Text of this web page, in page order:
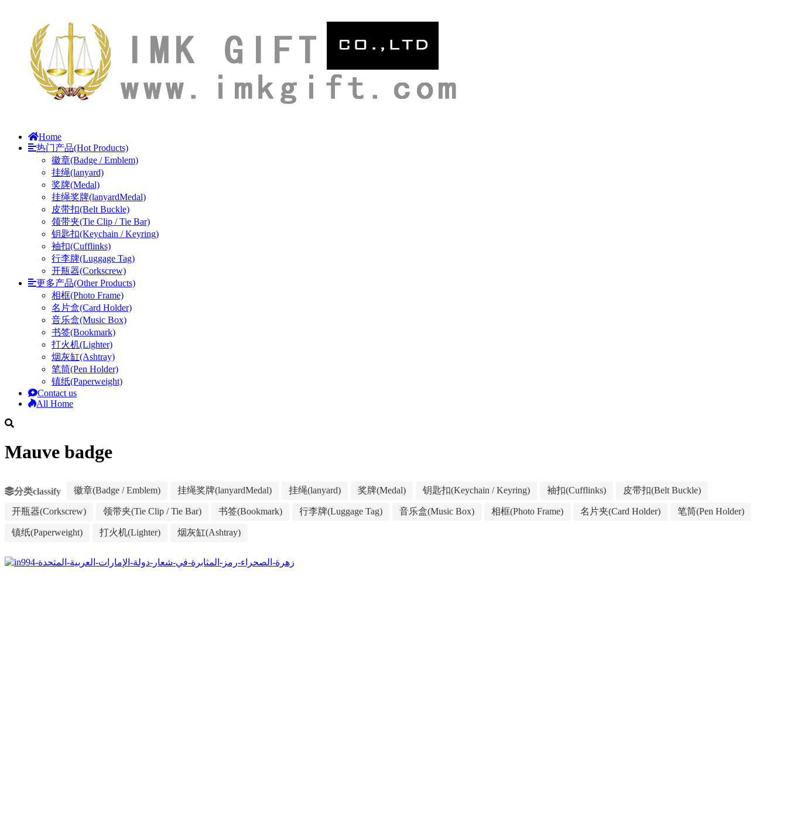
Home
热门产品(Hot Products)
徽章(Badge / Emblem)
挂绳(lanyard)
奖牌(Medal)
挂绳奖牌(lanyardMedal)
皮带扣(Belt Buckle)
领带夹(Tie Clip / Tie Bar)
钥匙扣(Keychain / Keyring)
袖扣(Cufflinks)
行李牌(Luggage Tag)
开瓶器(Corkscrew)
更多产品(Other Products)
相框(Photo Frame)
名片盒(Card Holder)
音乐盒(Music Box)
书签(Bookmark)
打火机(Lighter)
烟灰缸(Ashtray)
笔筒(Pen Holder)
镇纸(Paperweight)
Contact us
All Home
Mauve badge
分类classify 徽章(Badge / Emblem) 挂绳奖牌(lanyardMedal) 挂绳(lanyard) 奖牌(Medal) 钥匙扣(Keychain / Keyring) 袖扣(Cufflinks) 皮带扣(Belt Buckle)
开瓶器(Corkscrew) 领带夹(Tie Clip / Tie Bar) 书签(Bookmark) 行李牌(Luggage Tag) 音乐盒(Music Box) 相框(Photo Frame) 名片夹(Card Holder) 笔筒(Pen Holder)
镇纸(Paperweight) 打火机(Lighter) 烟灰缸(Ashtray)